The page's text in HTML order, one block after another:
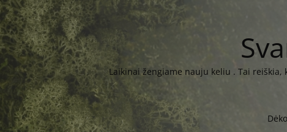
Laikinai žengiame nauju keliu . Tai